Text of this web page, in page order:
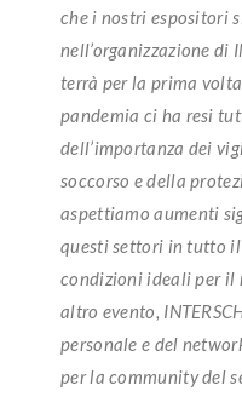
che i nostri espositori
nell’organizzazione di
terrà per la prima
pandemia ci ha resi
dell’importanza dei
soccorso e della
aspettiamo aumenti
questi settori in tutto il
condizioni ideali per il
altro evento,
personale e del
per la community del